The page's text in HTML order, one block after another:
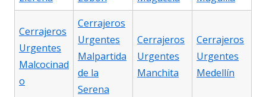
Cerrajeros
Urgentes
Malcocinad
o
Cerrajeros
Urgentes
Malpartida
de la
Serena
Cerrajeros
Urgentes
Manchita
Cerrajeros
Urgentes
Medellín